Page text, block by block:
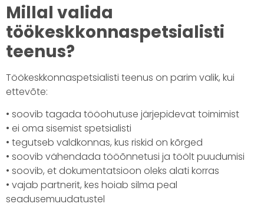
Millal valida
töökeskkonnaspetsialisti
teenus?
Töökeskkonnaspetsialisti teenus on parim valik, kui
ettevõte:
• soovib tagada tööohutuse järjepidevat toimimist
• ei oma sisemist spetsialisti
• tegutseb valdkonnas, kus riskid on kõrged
• soovib vähendada tööõnnetusi ja töölt puudumisi
• soovib, et dokumentatsioon oleks alati korras
• vajab partnerit, kes hoiab silma peal
seadusemuudatustel